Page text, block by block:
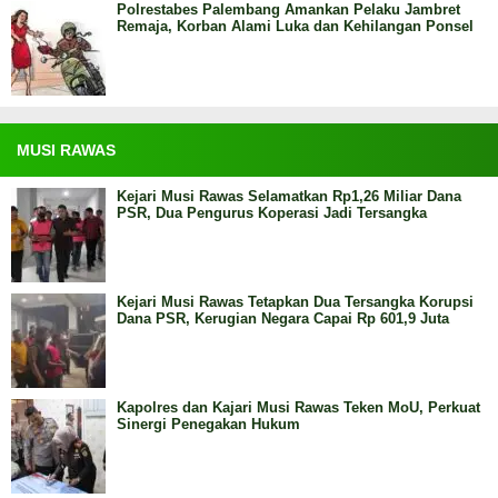
Polrestabes Palembang Amankan Pelaku Jambret
Remaja, Korban Alami Luka dan Kehilangan Ponsel
MUSI RAWAS
Kejari Musi Rawas Selamatkan Rp1,26 Miliar Dana
PSR, Dua Pengurus Koperasi Jadi Tersangka
Kejari Musi Rawas Tetapkan Dua Tersangka Korupsi
Dana PSR, Kerugian Negara Capai Rp 601,9 Juta
Kapolres dan Kajari Musi Rawas Teken MoU, Perkuat
Sinergi Penegakan Hukum